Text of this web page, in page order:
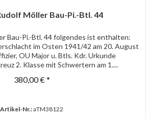
Möller Bau-Pi.-Btl. 44
Bau-Pi.-Btl. 44 folgendes ist enthalten:
im Osten 1941/42 am 20. August
OU Major u. Btls. Kdr. Urkunde
2. Klasse mit Schwertern am 1....
380,00 € *
Artikel-Nr.:aTM38122